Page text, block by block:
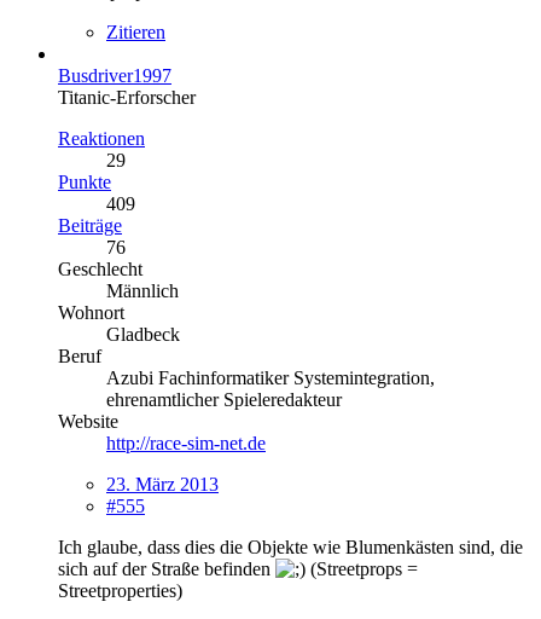
Zitieren
Busdriver1997
Titanic-Erforscher
Reaktionen
29
Punkte
409
Beiträge
76
Geschlecht
Männlich
Wohnort
Gladbeck
Beruf
Azubi Fachinformatiker Systemintegration,
ehrenamtlicher Spieleredakteur
Website
http://race-sim-net.de
23. März 2013
#555
Ich glaube, dass dies die Objekte wie Blumenkästen sind, die
sich auf der Straße befinden
(Streetprops =
Streetproperties)